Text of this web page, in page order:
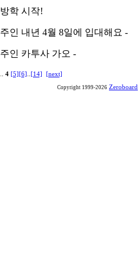
방학 시작!
주인 내년 4월 8일에 입대해요 -
주인 카투사 가오 -
4 [5] [6] [14] [next]
Copyright 1999-2026 Zeroboard